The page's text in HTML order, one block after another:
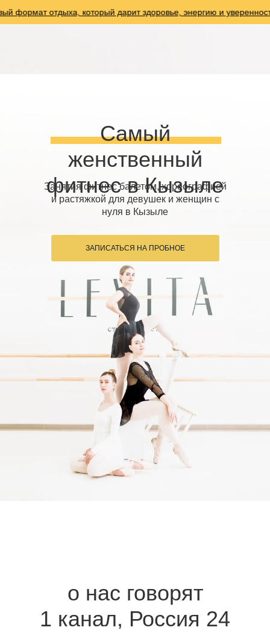
отдыха, который дарит здоровье, энергию и уверенность
Самый
женственный
фитнес в Кызыле
Занятия фитнес балетом, хореографией
и растяжкой для девушек и женщин с
нуля в Кызыле
ЗАПИСАТЬСЯ НА ПРОБНОЕ
о нас говорят
1 канал, Россия 24